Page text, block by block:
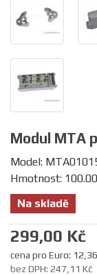
Modul MTA
Model:
Hmotnost:
Na skladě
299,00 Kč
cena pro Euro:
bez DPH: 247,11 Kč